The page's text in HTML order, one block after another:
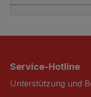
Service-Hotline
Unterstützung und